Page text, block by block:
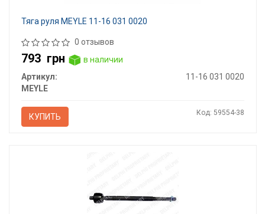
Тяга руля MEYLE 11-16 031 0020
0 отзывов
793 грн
в наличии
Артикул:
11-16 031 0020
MEYLE
КУПИТЬ Код: 59554-38